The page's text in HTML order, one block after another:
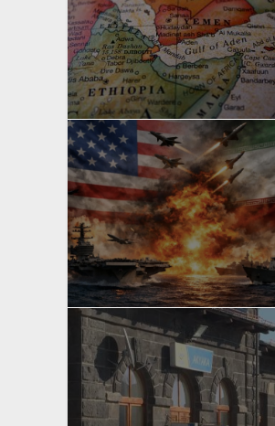
yazan
Bahri Ak
yazan
Bahri Ak